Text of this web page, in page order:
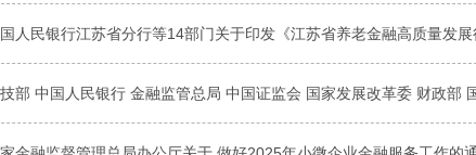
人民银行江苏省分行等14部门关于印发《江苏省养老金融高质量发
部 中国人民银行 金融监管总局 中国证监会 国家发展改革委 财政部